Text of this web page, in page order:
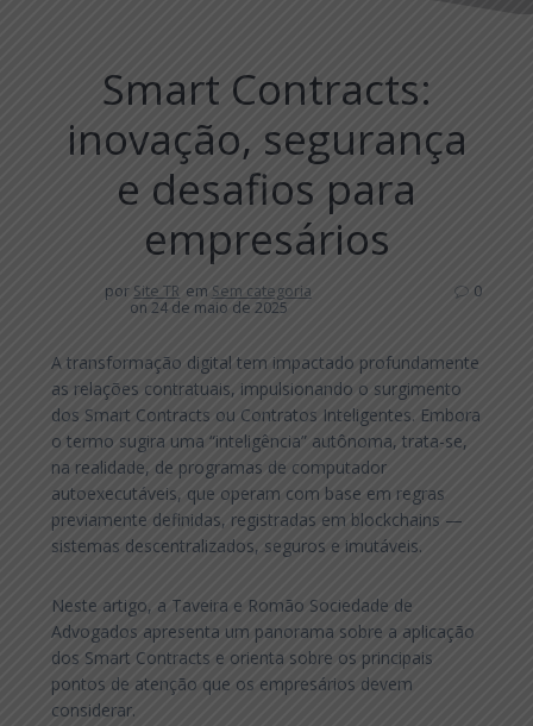
Smart Contracts:
inovação, segurança
e desafios para
empresários
por Site TR em Sem categoria
on 24 de maio de 2025
0
A transformação digital tem impactado profundamente
as relações contratuais, impulsionando o surgimento
dos Smart Contracts ou Contratos Inteligentes. Embora
o termo sugira uma “inteligência” autônoma, trata-se,
na realidade, de programas de computador
autoexecutáveis, que operam com base em regras
previamente definidas, registradas em blockchains —
sistemas descentralizados, seguros e imutáveis.
Neste artigo, a Taveira e Romão Sociedade de
Advogados apresenta um panorama sobre a aplicação
dos Smart Contracts e orienta sobre os principais
pontos de atenção que os empresários devem
considerar.